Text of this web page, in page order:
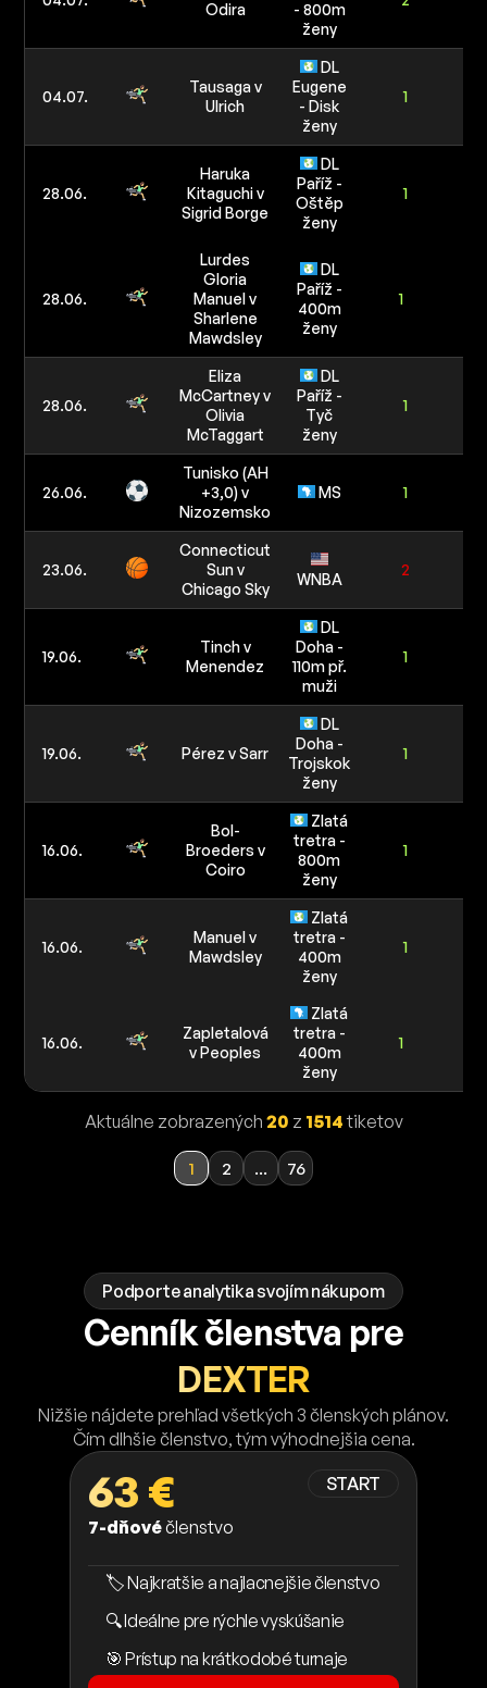
Odira
- 800m
ženy
04.07.
Tausaga v
Ulrich
DL
Eugene
- Disk
ženy
1
28.06.
Haruka
Kitaguchi v
Sigrid Borge
DL
Paříž -
Oštěp
ženy
1
28.06.
Lurdes
Gloria
Manuel v
Sharlene
Mawdsley
DL
Paříž -
400m
ženy
1
28.06.
Eliza
McCartney v
Olivia
McTaggart
DL
Paříž -
Tyč
ženy
1
26.06.
Tunisko (AH
+3,0) v
Nizozemsko
MS 1
23.06.
Connecticut
Sun v
Chicago Sky
WNBA
2
19.06.
Tinch v
Menendez
DL
Doha -
110m př.
muži
1
19.06. Pérez v Sarr
DL
Doha -
Trojskok
ženy
1
16.06.
Bol-
Broeders v
Coiro
Zlatá
tretra -
800m
ženy
1
16.06.
Manuel v
Mawdsley
Zlatá
tretra -
400m
ženy
1
16.06.
Zapletalová
v Peoples
Zlatá
tretra -
400m
ženy
1
Aktuálne zobrazených 20 z 1514tiketov
1 2 ... 76
Podporte analytika svojím nákupom
Cenník členstva pre
DEXTER
Nižšie nájdete prehľad všetkých 3 členských plánov.
Čím dlhšie členstvo, tým výhodnejšia cena.
START
63 €
7-dňovéčlenstvo
🏷️ Najkratšie a najlacnejšie členstvo
🔍 Ideálne pre rýchle vyskúšanie
🎯 Prístup na krátkodobé turnaje